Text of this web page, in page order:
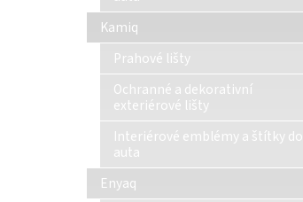
Kamiq
Prahové lišty
Ochranné a dekorativní
exteriérové lišty
Interiérové emblémy a štítky do
auta
Enyaq